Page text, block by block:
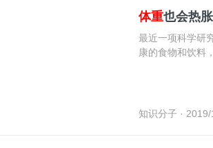
体重也会热
最近一项科学研
康的食物和饮料
知识分子 ·